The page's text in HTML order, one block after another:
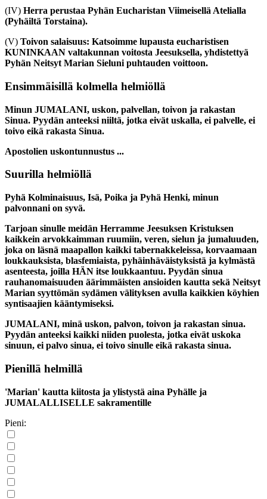
(IV) Herra perustaa Pyhän Eucharistan Viimeisellä Atelialla
(Pyhäiltä Torstaina).
(V) Toivon salaisuus: Katsoimme lupausta eucharistisen
KUNINKAAN valtakunnan voitosta Jeesuksella, yhdistettyä
Pyhän Neitsyt Marian Sieluni puhtauden voittoon.
Ensimmäisillä kolmella helmiöllä
Minun JUMALANI, uskon, palvellan, toivon ja rakastan
Sinua. Pyydän anteeksi niiltä, jotka eivät uskalla, ei palvelle, ei
toivo eikä rakasta Sinua.
Apostolien uskontunnustus ...
Suurilla helmiöllä
Pyhä Kolminaisuus, Isä, Poika ja Pyhä Henki, minun
palvonnani on syvä.
Tarjoan sinulle meidän Herramme Jeesuksen Kristuksen
kaikkein arvokkaimman ruumiin, veren, sielun ja jumaluuden,
joka on läsnä maapallon kaikki tabernakkeleissa, korvaamaan
loukkauksista, blasfemiaista, pyhäinhäväistyksistä ja kylmästä
asenteesta, joilla HÄN itse loukkaantuu. Pyydän sinua
rauhanomaisuuden äärimmäisten ansioiden kautta sekä Neitsyt
Marian syyttömän sydämen välityksen avulla kaikkien köyhien
syntisaajien kääntymiseksi.
JUMALANI, minä uskon, palvon, toivon ja rakastan sinua.
Pyydän anteeksi kaikki niiden puolesta, jotka eivät uskoka
sinuun, ei palvo sinua, ei toivo sinulle eikä rakasta sinua.
Pienillä helmillä
'Marian' kautta kiitosta ja ylistystä aina Pyhälle ja
JUMALALLISELLE sakramentille
Pieni: